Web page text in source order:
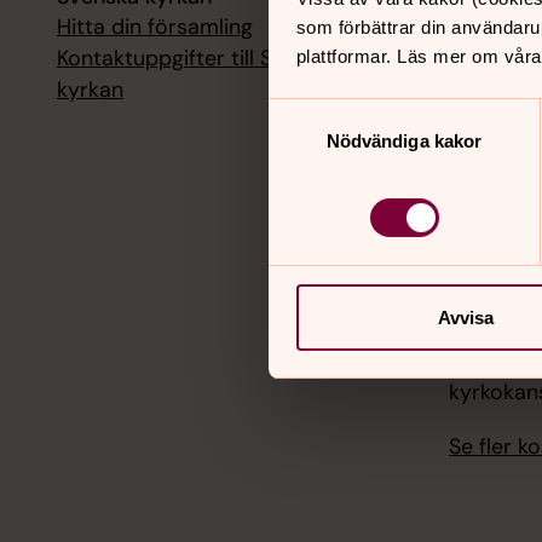
som förbättrar din
plattformar. Läs mer om
Nödvändiga kakor
Avvisa
Hitta din församling
Kontaktuppgifter till Svenska
kyrkan
Se fler